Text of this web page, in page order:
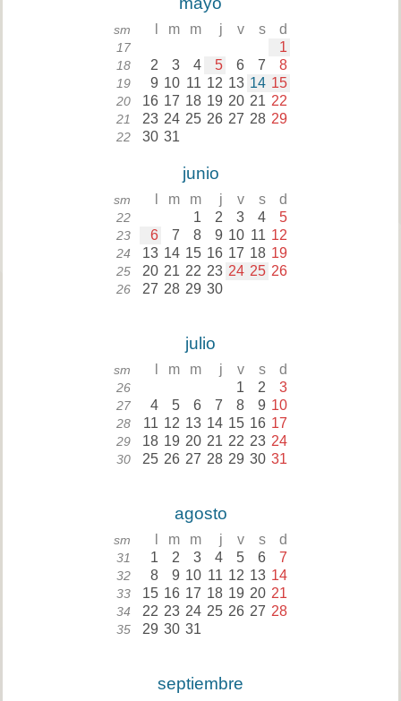
sm m m j v s d
17 1
18 2 3 4 5 6 7 8
19 9 10 11 12 13 14 15
20 16 17 18 19 20 21 22
21 23 24 25 26 27 28 29
22 30 31
junio
sm m m j v s d
22 1 2 3 4 5
23 6 7 8 9 10 11 12
24 13 14 15 16 17 18 19
25 20 21 22 23 24 25 26
26 27 28 29 30
julio
sm m m j v s d
26 1 2 3
27 4 5 6 7 8 9 10
28 11 12 13 14 15 16 17
29 18 19 20 21 22 23 24
30 25 26 27 28 29 30 31
agosto
sm m m j v s d
31 1 2 3 4 5 6 7
32 8 9 10 11 12 13 14
33 15 16 17 18 19 20 21
34 22 23 24 25 26 27 28
35 29 30 31
septiembre